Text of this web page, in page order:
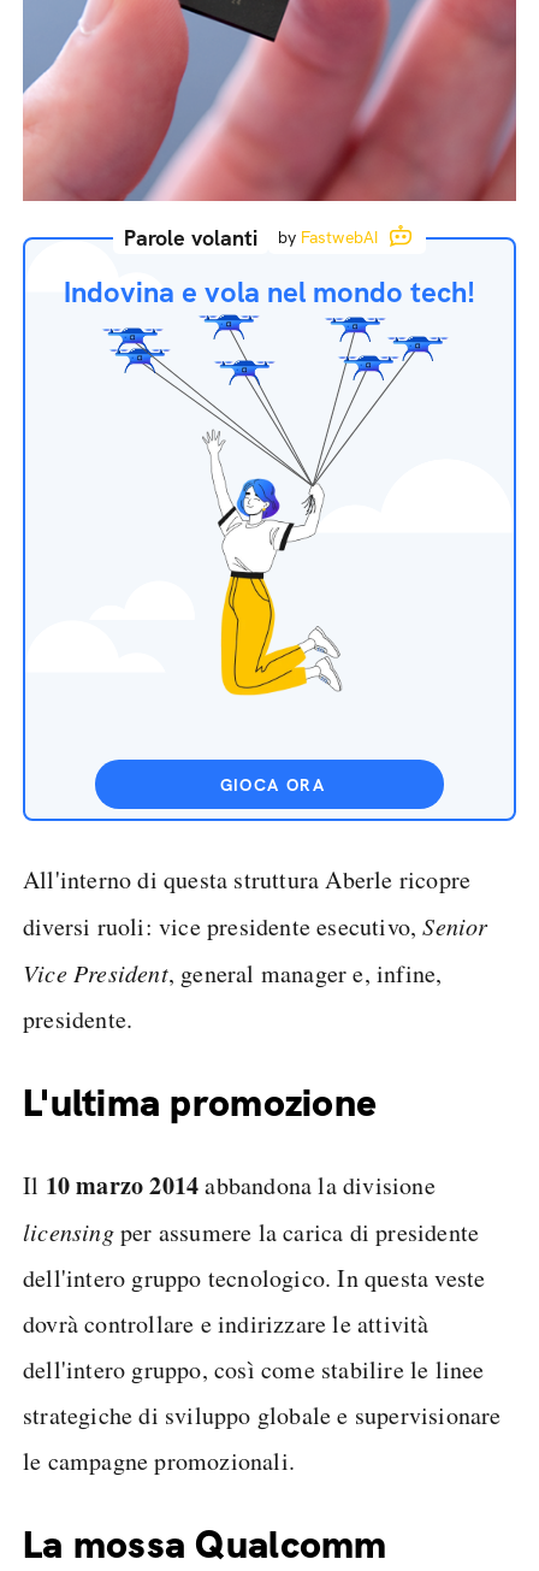
Parole volanti by FastwebAI
Indovina e vola nel mondo tech!
GIOCA ORA
All'interno di questa struttura Aberle ricopre
diversi ruoli: vice presidente esecutivo,Senior
Vice President, general manager e, infine,
presidente.
L'ultima promozione
Il 10 marzo 2014abbandona la divisione
licensingper assumere la carica di presidente
dell'intero gruppo tecnologico. In questa veste
dovrà controllare e indirizzare le attività
dell'intero gruppo, così come stabilire le linee
strategiche di sviluppo globale e supervisionare
le campagne promozionali.
La mossa Qualcomm